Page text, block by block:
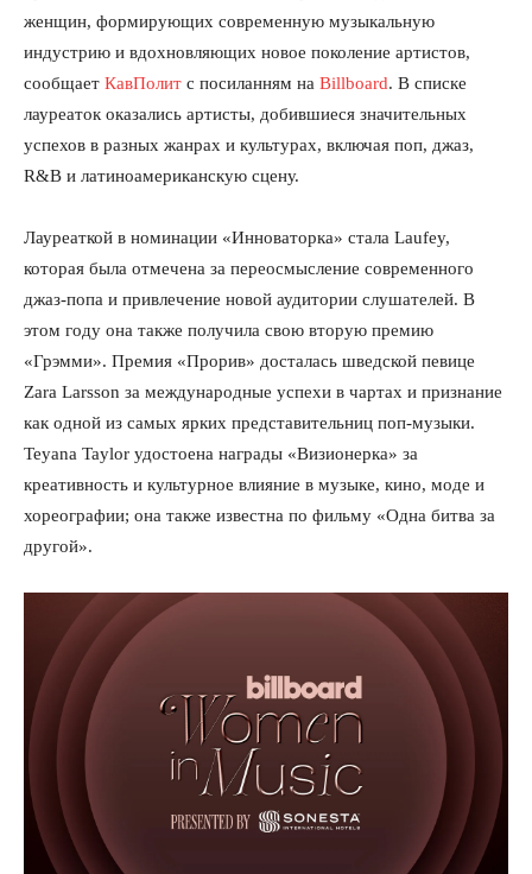
женщин, формирующих современную музыкальную
индустрию и вдохновляющих новое поколение артистов,
сообщает КавПолит с посиланням на Billboard. В списке
лауреаток оказались артисты, добившиеся значительных
успехов в разных жанрах и культурах, включая поп, джаз,
R&B и латиноамериканскую сцену.
Лауреаткой в номинации «Инноваторка» стала Laufey,
которая была отмечена за переосмысление современного
джаз-попа и привлечение новой аудитории слушателей. В
этом году она также получила свою вторую премию
«Грэмми». Премия «Прорив» досталась шведской певице
Zara Larsson за международные успехи в чартах и признание
как одной из самых ярких представительниц поп-музыки.
Teyana Taylor удостоена награды «Визионерка» за
креативность и культурное влияние в музыке, кино, моде и
хореографии; она также известна по фильму «Одна битва за
другой».